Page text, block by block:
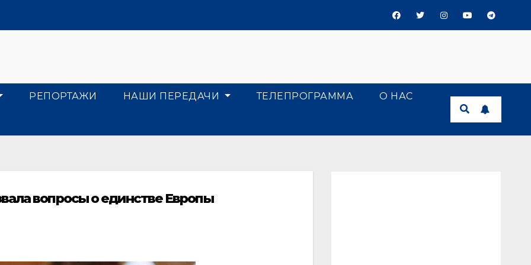
РЕПОРТАЖИ НАШИ ПЕРЕДАЧИ ТЕЛЕПРОГРАММА О НАС
вопросы о единстве Европы